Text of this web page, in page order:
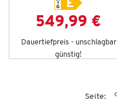
549,99 €
Dauertiefpreis - unschlagbar
günstig!
Seite: